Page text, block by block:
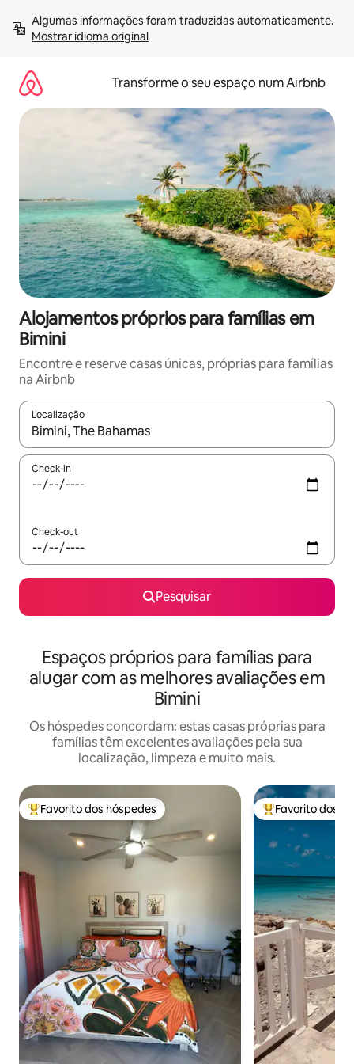
para
Mostrar idioma original
Transforme o seu espaço num Airbnb
Alojamentos próprios para famílias em
Bimini
Encontre e reserve casas únicas, próprias para famílias
na Airbnb
Localização
Quando os resultados estiverem disponíveis, navegue com
Check-in
Check-out
Pesquisar
Espaços próprios para famílias para
alugar com as melhores avaliações em
Bimini
Os hóspedes concordam: estas casas próprias para
famílias têm excelentes avaliações pela sua
localização, limpeza e muito mais.
Favoritos dos hóspedes mais apreciados
Favorito dos hóspedes Favoritos dos
Favorito dos